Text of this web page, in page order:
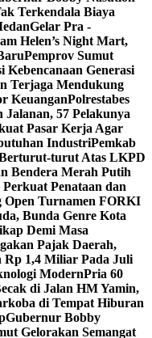
Terkendala Biaya
Gelar Pra -
Helen’s Night Mart,
Pemprov Sumut
Generasi
Terjaga Mendukung
KeuanganPolrestabes
Jalanan, 57 Pelakunya
Pasar Kerja Agar
IndustriPemkab
turut Atas LKPD
Bendera Merah Putih
Penataan dan
Open Turnamen FORKI
Bunda Genre Kota
Demi Masa
Pajak Daerah,
Rp 1,4 Miliar Pada Juli
ModernPria 60
di Jalan HM Yamin,
di Tempat Hiburan
Gubernur Bobby
Gelorakan Semangat